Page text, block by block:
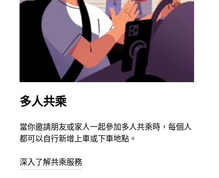
多人共乘
當你邀請朋友或家人一起參加多人共乘時，每個人
都可以自行新增上車或下車地點。
深入了解共乘服務